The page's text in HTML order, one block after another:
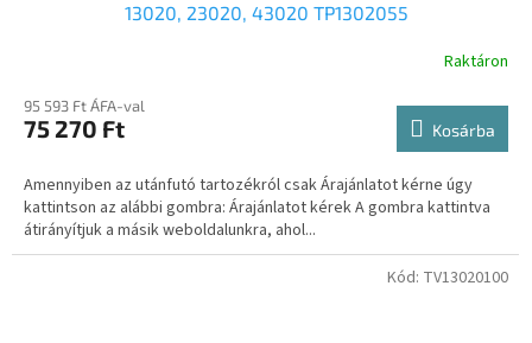
13020, 23020, 43020 TP1302055
Raktáron
95 593 Ft ÁFA-val
75 270 Ft Kosárba
Amennyiben az utánfutó tartozékról csak Árajánlatot kérne úgy
kattintson az alábbi gombra: Árajánlatot kérek A gombra kattintva
átirányítjuk a másik weboldalunkra, ahol...
Kód: TV13020100